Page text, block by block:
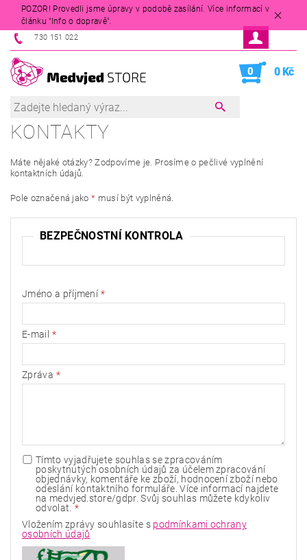
POZOR! Provedli jsme úpravy v podobě zasílání. Více informací v
článku "Info o dopravě".
730 151 022
0 0 Kč
KONTAKTY
Máte nějaké otázky? Zodpovíme je. Prosíme o pečlivé vyplnění
kontaktních údajů.
Pole označená jako* musí být vyplněná.
BEZPEČNOSTNÍ KONTROLA
Jméno a příjmení
E-mail
Zpráva
Tímto vyjadřujete souhlas se zpracováním
poskytnutých osobních údajů za účelem zpracování
objednávky, komentáře ke zboží, hodnocení zboží nebo
odeslání kontaktního formuláře. Více informací najdete
na medvjed.store/gdpr. Svůj souhlas můžete kdykoliv
odvolat.
Vložením zprávy souhlasíte s podmínkami ochrany
osobních údajů